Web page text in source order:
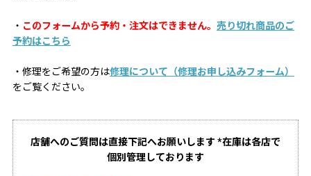
・ このフォームから予約・注文はできません。 売り切れ商品のご
予約はこちら
・修理をご希望の方は修理について（修理お申し込みフォーム）
をご覧ください。
店舗へのご質問は直接下記へお願いします *在庫は各店で
個別管理しております